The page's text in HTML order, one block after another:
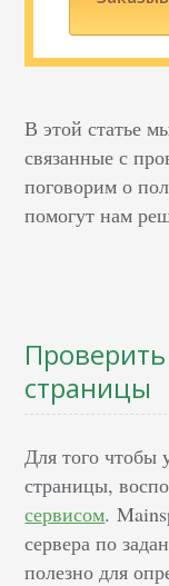
В этой статье
связанные с
поговорим о
помогут нам
страницы
Для того чтобы
страницы,
сервисом.
сервера по
полезно для